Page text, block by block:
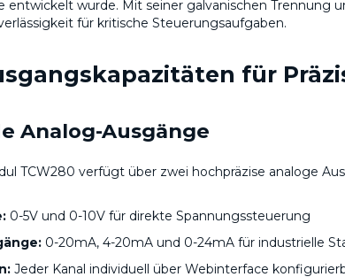
entwickelt wurde. Mit seiner galvanischen Trennung
für kritische Steuerungsaufgaben.
für
Analog-Ausgänge
TCW280 verfügt über zwei hochpräzise analoge
0-5V und 0-10V für direkte Spannungssteuerung
0-20mA, 4-20mA und 0-24mA für industrielle
Jeder Kanal individuell über Webinterface